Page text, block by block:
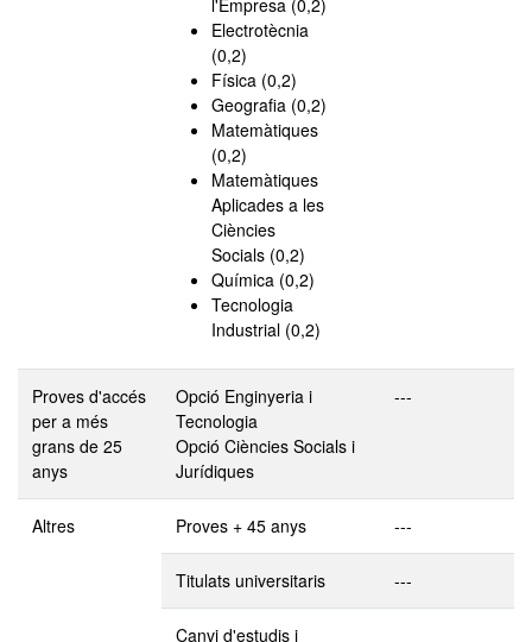
l'Empresa (0,2)
Electrotècnia
(0,2)
Física (0,2)
Geografia (0,2)
Matemàtiques
(0,2)
Matemàtiques
Aplicades a les
Ciències
Socials (0,2)
Química (0,2)
Tecnologia
Industrial (0,2)
Proves d'accés
per a més
grans de 25
anys
Opció Enginyeria i
Tecnologia
Opció Ciències Socials i
Jurídiques
---
Altres Proves + 45 anys ---
Titulats universitaris ---
Canvi d'estudis i